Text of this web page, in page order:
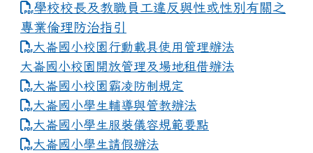
學校校長及教職員工違反與性或性別有關之
專業倫理防治指引
大崙國小校園行動載具使用管理辦法
大崙國小校園開放管理及場地租借辦法
大崙國小校園霸凌防制規定
大崙國小學生輔導與管教辦法
大崙國小學生服裝儀容規範要點
link to https://www.dles.tyc.edu.tw/uploads/
大崙國小學生請假辦法